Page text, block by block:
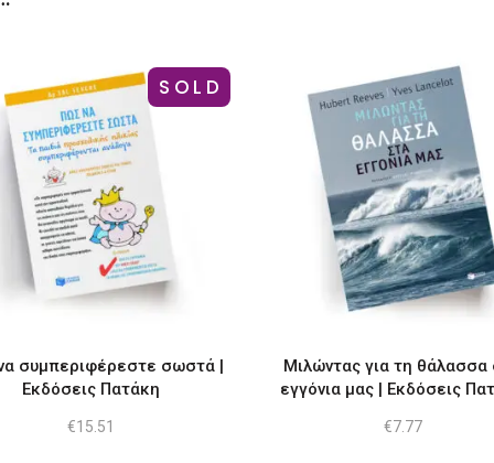
SOLD
συμπεριφέρεστε σωστά |
Εκδόσεις Πατάκη
€15.51
Μιλώντας για τη θάλασσα
εγγόνια μας | Εκδόσεις
€7.77